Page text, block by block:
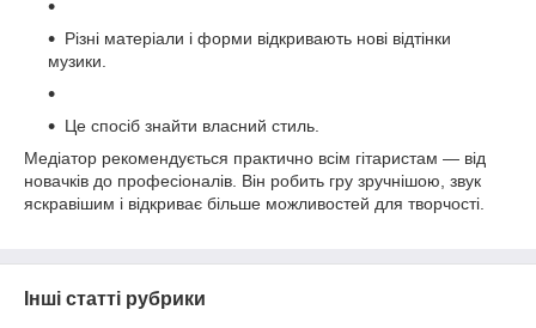
Різні матеріали і форми відкривають нові відтінки
музики.
Це спосіб знайти власний стиль.
Медіатор рекомендується практично всім гітаристам — від
новачків до професіоналів. Він робить гру зручнішою, звук
яскравішим і відкриває більше можливостей для творчості.
Інші статті рубрики